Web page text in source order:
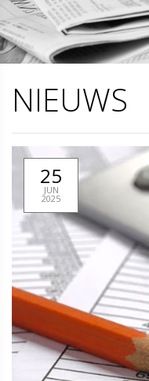
NIEUWS
25
JUN
2025